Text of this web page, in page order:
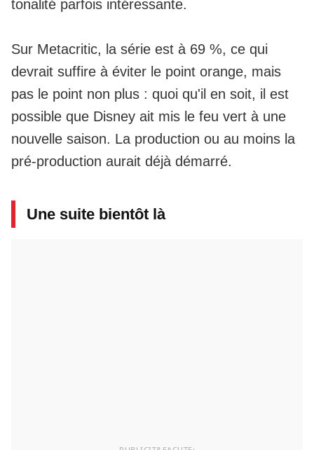
tonalité parfois intéressante.
Sur Metacritic, la série est à 69 %, ce qui
devrait suffire à éviter le point orange, mais
pas le point non plus : quoi qu'il en soit, il est
possible que Disney ait mis le feu vert à une
nouvelle saison. La production ou au moins la
pré-production aurait déjà démarré.
Une suite bientôt là